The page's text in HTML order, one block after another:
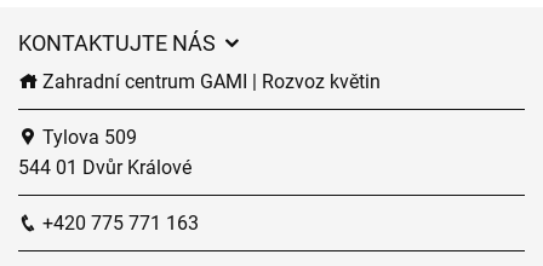
KONTAKTUJTE NÁS
Zahradní centrum GAMI | Rozvoz květin
Tylova 509
544 01 Dvůr Králové
+420 775 771 163